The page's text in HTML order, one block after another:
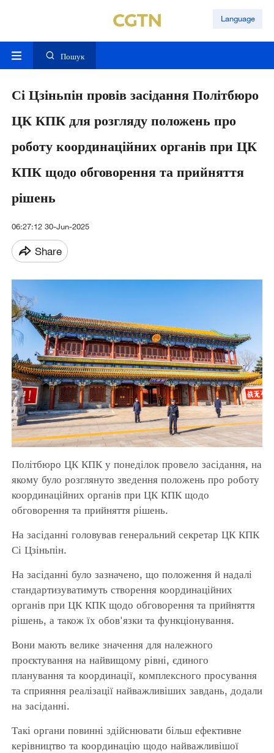
Language
Пошук
Сі Цзіньпін провів засідання Політбюро
ЦК КПК для розгляду положень про
роботу координаційних органів при ЦК
КПК щодо обговорення та прийняття
рішень
06:27:12 30-Jun-2025
Share
Політбюро ЦК КПК у понеділок провело засідання, на
якому було розглянуто зведення положень про роботу
координаційних органів при ЦК КПК щодо
обговорення та прийняття рішень.
На засіданні головував генеральний секретар ЦК КПК
Сі Цзіньпін.
На засіданні було зазначено, що положення й надалі
стандартизуватимуть створення координаційних
органів при ЦК КПК щодо обговорення та прийняття
рішень, а також їх обов'язки та функціонування.
Вони мають велике значення для належного
проєктування на найвищому рівні, єдиного
планування та координації, комплексного просування
та сприяння реалізації найважливіших завдань, додали
на засіданні.
Такі органи повинні здійснювати більш ефективне
керівництво та координацію щодо найважливішої